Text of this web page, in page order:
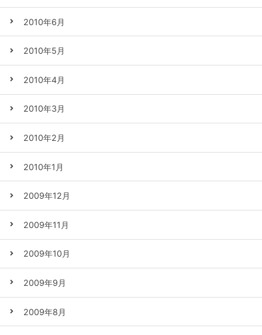
2010年6月
2010年5月
2010年4月
2010年3月
2010年2月
2010年1月
2009年12月
2009年11月
2009年10月
2009年9月
2009年8月